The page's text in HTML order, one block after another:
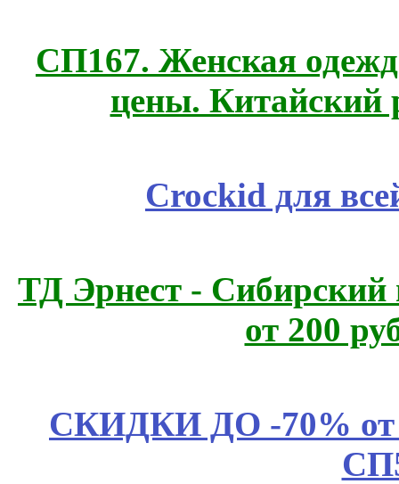
СП167. Женская
цены. Китайский
Crockid для
ТД Эрнест - Сибирский
от 200
СКИДКИ ДО -70%